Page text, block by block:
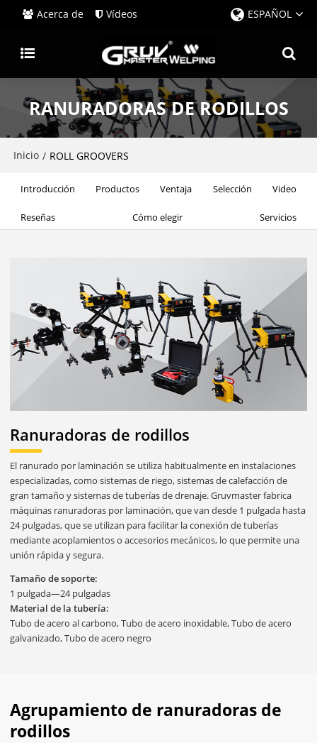
Acerca de Vídeos ESPAÑOL
RANURADORAS DE RODILLOS
Inicio / ROLL GROOVERS
Introducción Productos Ventaja Selección Video
Reseñas Cómo elegir Servicios
Ranuradoras de rodillos
El ranurado por laminación se utiliza habitualmente en instalaciones
especializadas, como sistemas de riego, sistemas de calefacción de
gran tamaño y sistemas de tuberías de drenaje. Gruvmaster fabrica
máquinas ranuradoras por laminación, que van desde 1 pulgada hasta
24 pulgadas, que se utilizan para facilitar la conexión de tuberías
mediante acoplamientos o accesorios mecánicos, lo que permite una
unión rápida y segura.
Tamaño de soporte:
1 pulgada—24 pulgadas
Material de la tubería:
Tubo de acero al carbono, Tubo de acero inoxidable, Tubo de acero
galvanizado, Tubo de acero negro
Agrupamiento de ranuradoras de
rodillos